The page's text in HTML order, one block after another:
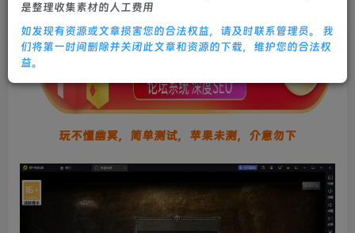
玩不懂幽冥，简单测试，苹果未测，介意勿下
是整理收集素材的人工费用
如发现有资源或文章损害您的合法权益，请及时联系管理员。 我
们将第一时间删除并关闭此文章和资源的下载，维护您的合法权
益。